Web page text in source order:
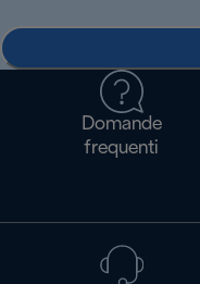
Domande
frequenti